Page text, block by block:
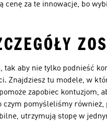
za te innowacje, bo
aby nie tylko podnieść
tu modele, w
zapobiec kontuzjom,
pomyśleliśmy
utrzymują stopę w